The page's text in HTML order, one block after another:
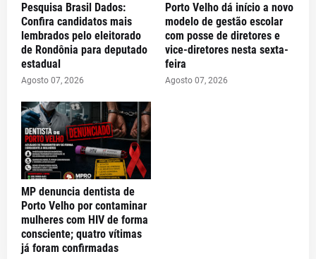
Pesquisa Brasil Dados:
Confira candidatos mais
lembrados pelo eleitorado
de Rondônia para deputado
estadual
Agosto 07, 2026
Porto Velho dá início a novo
modelo de gestão escolar
com posse de diretores e
vice-diretores nesta sexta-
feira
Agosto 07, 2026
MP denuncia dentista de
Porto Velho por contaminar
mulheres com HIV de forma
consciente; quatro vítimas
já foram confirmadas